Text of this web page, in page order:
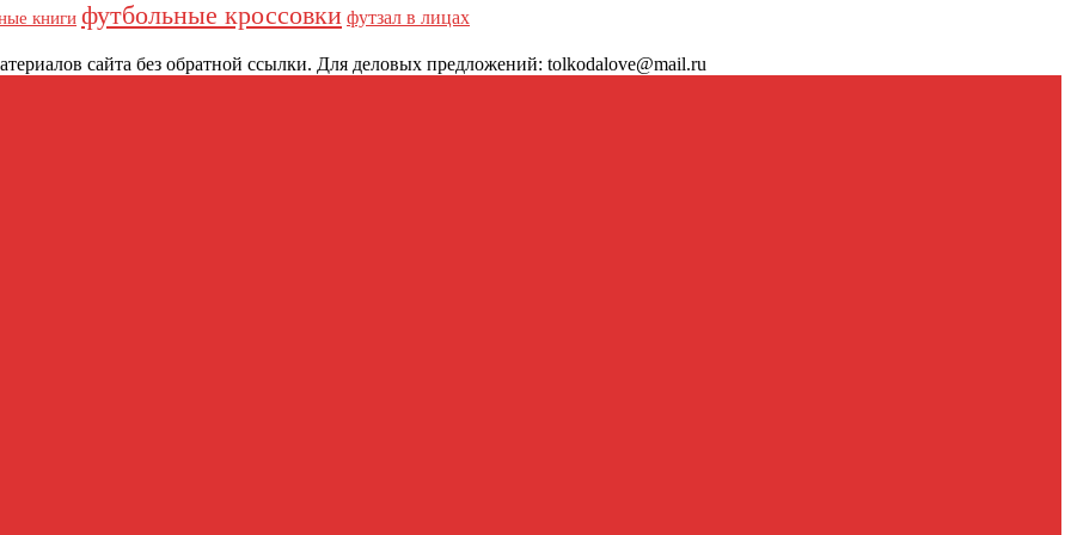
книги футбольные кроссовки футзал в лицах
сайта без обратной ссылки. Для деловых предложений: tolkodalove@mail.ru